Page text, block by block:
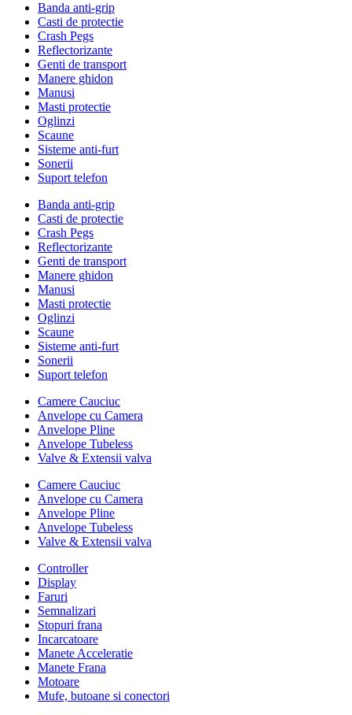
Banda anti-grip
Casti de protectie
Crash Pegs
Reflectorizante
Genti de transport
Manere ghidon
Manusi
Masti protectie
Oglinzi
Scaune
Sisteme anti-furt
Sonerii
Suport telefon
Banda anti-grip
Casti de protectie
Crash Pegs
Reflectorizante
Genti de transport
Manere ghidon
Manusi
Masti protectie
Oglinzi
Scaune
Sisteme anti-furt
Sonerii
Suport telefon
Camere Cauciuc
Anvelope cu Camera
Anvelope Pline
Anvelope Tubeless
Valve & Extensii valva
Camere Cauciuc
Anvelope cu Camera
Anvelope Pline
Anvelope Tubeless
Valve & Extensii valva
Controller
Display
Faruri
Semnalizari
Stopuri frana
Incarcatoare
Manete Acceleratie
Manete Frana
Motoare
Mufe, butoane si conectori